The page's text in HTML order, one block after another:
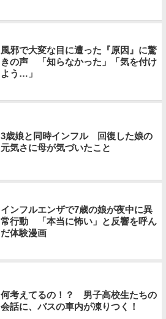
風邪で大変な目に遭った『原因』に驚
きの声 「知らなかった」「気を付け
よう…」
3歳娘と同時インフル 回復した娘の
元気さに母が気づいたこと
インフルエンザで7歳の娘が夜中に異
常行動 「本当に怖い」と反響を呼ん
だ体験漫画
何考えてるの！？ 男子高校生たちの
会話に、バスの車内が凍りつく！